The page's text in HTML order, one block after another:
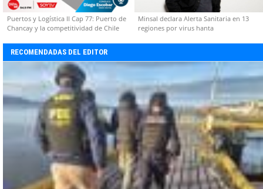
Puertos y Logística II Cap 77: Puerto de
Chancay y la competitividad de Chile
Minsal declara Alerta Sanitaria en 13
regiones por virus hanta
RECOMENDADAS DEL EDITOR